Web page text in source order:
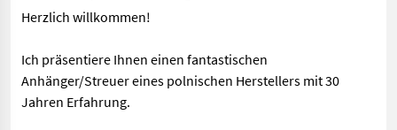
Herzlich willkommen!
Ich präsentiere Ihnen einen fantastischen
Anhänger/Streuer eines polnischen Herstellers mit 30
Jahren Erfahrung.